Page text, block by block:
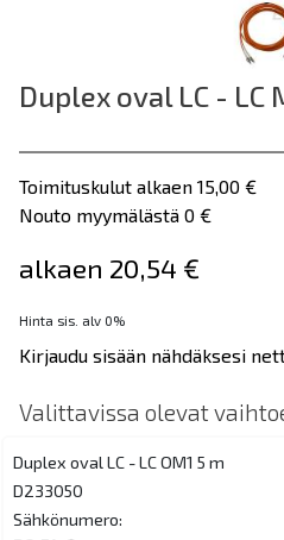
Duplex oval LC - LC
Toimituskulut alkaen 15,00 €
Nouto myymälästä 0 €
alkaen 20,54 €
Hinta sis. alv 0%
Kirjaudu sisään nähdäksesi
Valittavissa olevat
Duplex oval LC - LC OM1 5 m
D233050
Sähkönumero: